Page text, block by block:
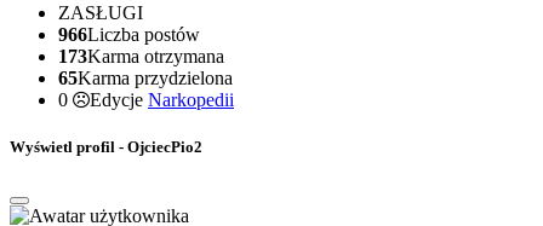
ZASŁUGI
966Liczba postów
173Karma otrzymana
65Karma przydzielona
0
Edycje Narkopedii
Wyświetl profil - OjciecPio2